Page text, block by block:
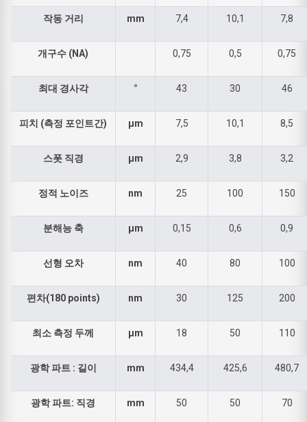
작동 거리 mm 7,4 10,1 7,8
개구수 (NA) 0,75 0,5 0,75
최대 경사각 ° 43 30 46
피치 (측정 포인트간) µm 7,5 10,1 8,5
스폿 직경 µm 2,9 3,8 3,2
정적 노이즈 nm 25 100 150
분해능 축 µm 0,15 0,6 0,9
선형 오차 nm 40 80 100
편차(180 points) nm 30 125 200
최소 측정 두께 µm 18 50 110
광학 파트 : 길이 mm 434,4 425,6 480,7
광학 파트: 직경 mm 50 50 70